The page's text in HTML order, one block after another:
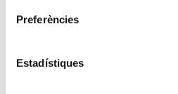
Preferències
Estadístiques